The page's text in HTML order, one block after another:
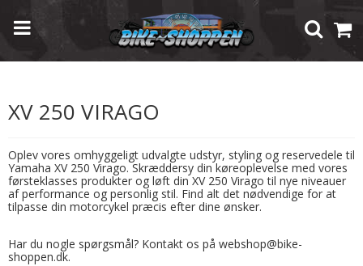
XV 250 VIRAGO
Oplev vores omhyggeligt udvalgte udstyr, styling og reservedele til
Yamaha XV 250 Virago. Skræddersy din køreoplevelse med vores
førsteklasses produkter og løft din XV 250 Virago til nye niveauer
af performance og personlig stil. Find alt det nødvendige for at
tilpasse din motorcykel præcis efter dine ønsker.
Har du nogle spørgsmål? Kontakt os på webshop@bike-
shoppen.dk.